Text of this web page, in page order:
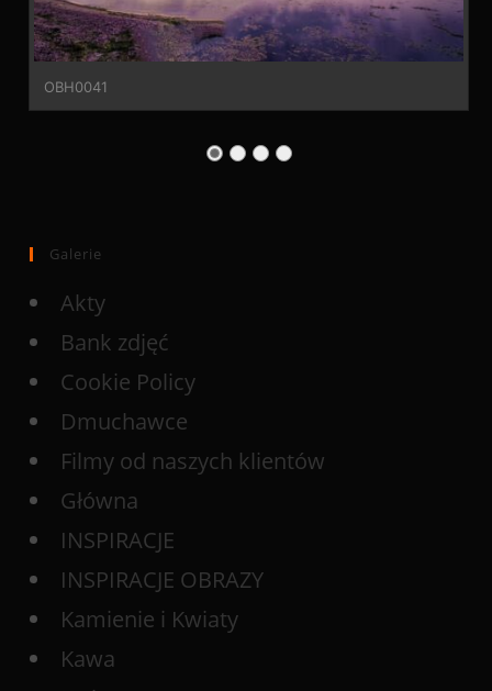
OBH0041
Galerie
Akty
Bank zdjęć
Cookie Policy
Dmuchawce
Filmy od naszych klientów
Główna
INSPIRACJE
INSPIRACJE OBRAZY
Kamienie i Kwiaty
Kawa